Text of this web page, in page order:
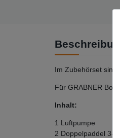
Im Zubehörset sind
Für GRABNER
Inhalt:
1 Luftpumpe
2 Doppelpaddel 3-